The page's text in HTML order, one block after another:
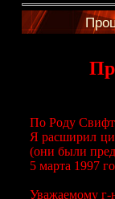
По Роду
Я расширил
(они были
5 марта 1997
Уважаемому